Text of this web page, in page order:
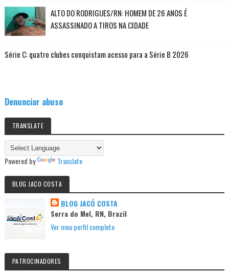
ALTO DO RODRIGUES/RN: HOMEM DE 26 ANOS É
ASSASSINADO A TIROS NA CIDADE
Série C: quatro clubes conquistam acesso para a Série B 2026
Denunciar abuso
TRANSLATE
Powered by Translate
BLOG JACO COSTA
BLOG JACÓ COSTA
Serra do Mel, RN, Brazil
Ver meu perfil completo
PATROCINADORES